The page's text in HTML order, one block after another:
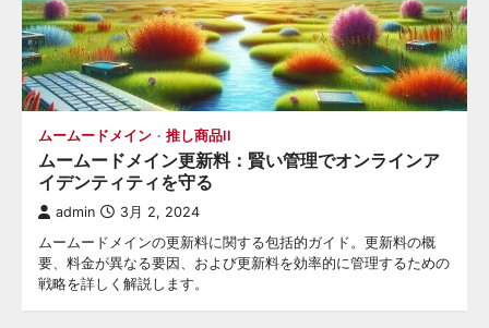
ムームードメイン 推し商品II
ムームードメイン更新料：賢い管理でオンラインア
イデンティティを守る
admin 3月 2, 2024
ムームードメインの更新料に関する包括的ガイド。更新料の概
要、料金が異なる要因、および更新料を効率的に管理するための
戦略を詳しく解説します。